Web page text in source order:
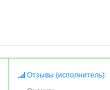
Отзывы (исполнитель):